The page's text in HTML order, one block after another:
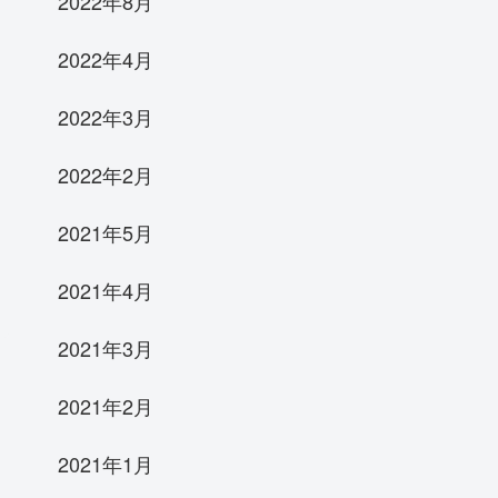
2022年4月
2022年3月
2022年2月
2021年5月
2021年4月
2021年3月
2021年2月
2021年1月